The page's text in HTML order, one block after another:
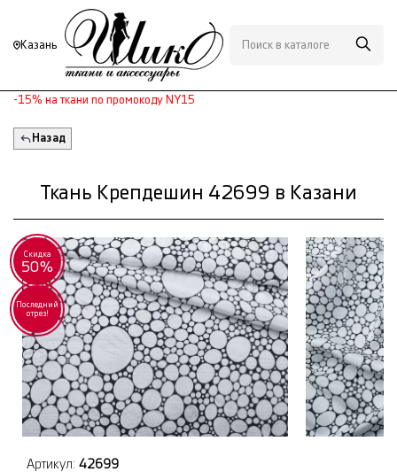
Казань
-15% на ткани по промокоду NY15
Назад
Ткань Крепдешин 42699 в Казани
Скидка
50%
Последний
отрез!
Артикул: 42699